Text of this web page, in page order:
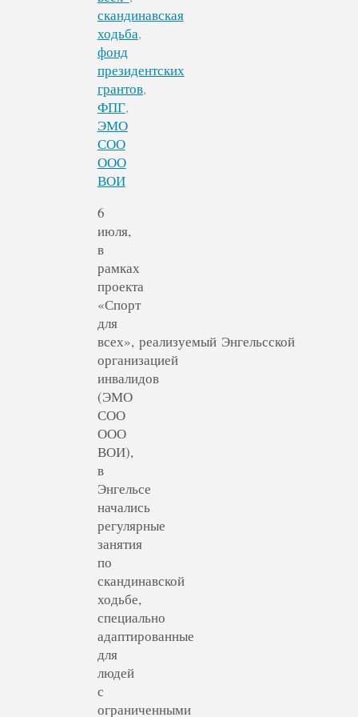
скандинавская
ходьба,
фонд
президентских
грантов,
ФПГ,
ЭМО
СОО
ООО
ВОИ
6
июля,
в
рамках
проекта
«Спорт
для
всех», реализуемый Энгельсской
организацией
инвалидов
(ЭМО
СОО
ООО
ВОИ),
в
Энгельсе
начались
регулярные
занятия
по
скандинавской
ходьбе,
специально
адаптированные
для
людей
с
ограниченными